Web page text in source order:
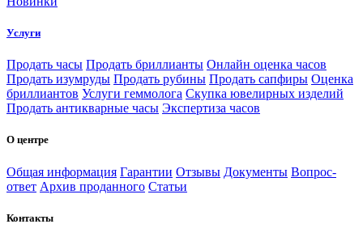
Услуги
Продать часы Продать бриллианты Онлайн оценка часов
Продать изумруды Продать рубины Продать сапфиры Оценка
бриллиантов Услуги геммолога Скупка ювелирных изделий
Продать антикварные часы Экспертиза часов
О центре
Общая информация Гарантии Отзывы Документы Вопрос-
ответ Архив проданного Статьи
Контакты